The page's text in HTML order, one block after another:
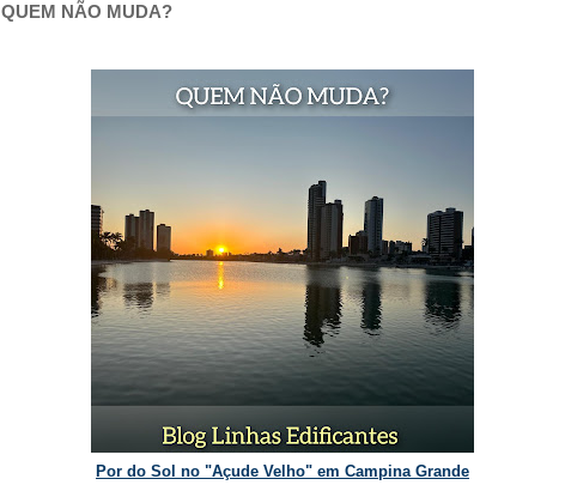
QUEM NÃO MUDA?
Por do Sol no "Açude Velho" em Campina Grande